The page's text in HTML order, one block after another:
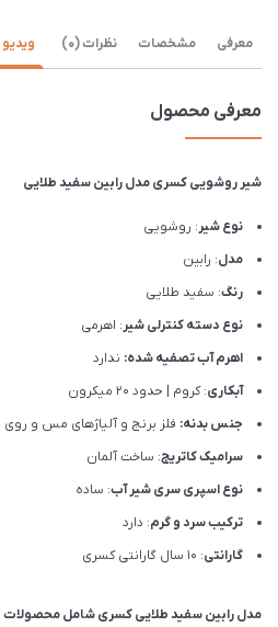
معرفی مشخصات نظرات (0) ویدیو
معرفی محصول
شیر روشویی کسری مدل رابین سفید طلایی
نوع شیر: روشویی
مدل: رابین
رنگ: سفید طلایی
نوع دسته کنترلی شیر: اهرمی
اهرم آب تصفیه شده: ندارد
آبکاری: کروم | حدود 20 میکرون
جنس بدنه: فلز برنج و آلیاژهای مس و
سرامیک کاتریج: ساخت آلمان
نوع اسپری سری شیر آب: ساده
ترکیب سرد و گرم: دارد
گارانتی: 10 سال گارانتی کسری
مدل رابین سفید طلایی کسری شامل محصولات